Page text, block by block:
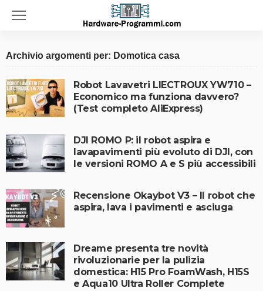
Archivio argomenti per: Domotica casa
Robot Lavavetri LIECTROUX YW710 –
Economico ma funziona davvero?
(Test completo AliExpress)
DJI ROMO P: il robot aspira e
lavapavimenti più evoluto di DJI, con
le versioni ROMO A e S più accessibili
Recensione Okaybot V3 – Il robot che
aspira, lava i pavimenti e asciuga
Dreame presenta tre novità
rivoluzionarie per la pulizia
domestica: H15 Pro FoamWash, H15S
e Aqua10 Ultra Roller Complete